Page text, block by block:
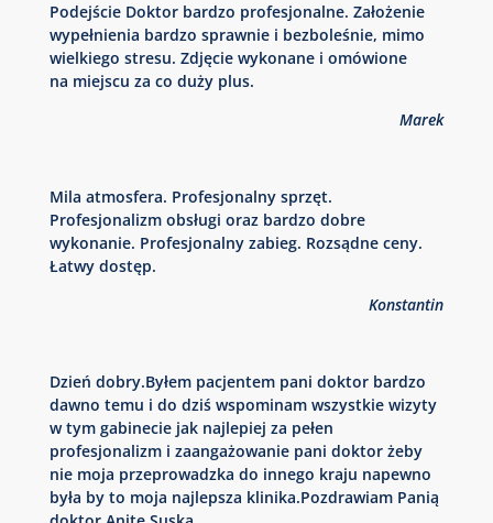
Podejście Doktor bardzo profesjonalne. Założenie
wypełnienia bardzo sprawnie i bezboleśnie, mimo
wielkiego stresu. Zdjęcie wykonane i omówione
na miejscu za co duży plus.
Marek
Mila atmosfera. Profesjonalny sprzęt.
Profesjonalizm obsługi oraz bardzo dobre
wykonanie. Profesjonalny zabieg. Rozsądne ceny.
Łatwy dostęp.
Konstantin
Dzień dobry.Byłem pacjentem pani doktor bardzo
dawno temu i do dziś wspominam wszystkie wizyty
w tym gabinecie jak najlepiej za pełen
profesjonalizm i zaangażowanie pani doktor żeby
nie moja przeprowadzka do innego kraju napewno
była by to moja najlepsza klinika.Pozdrawiam Panią